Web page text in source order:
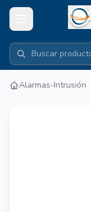
Alarmas-Intrusión